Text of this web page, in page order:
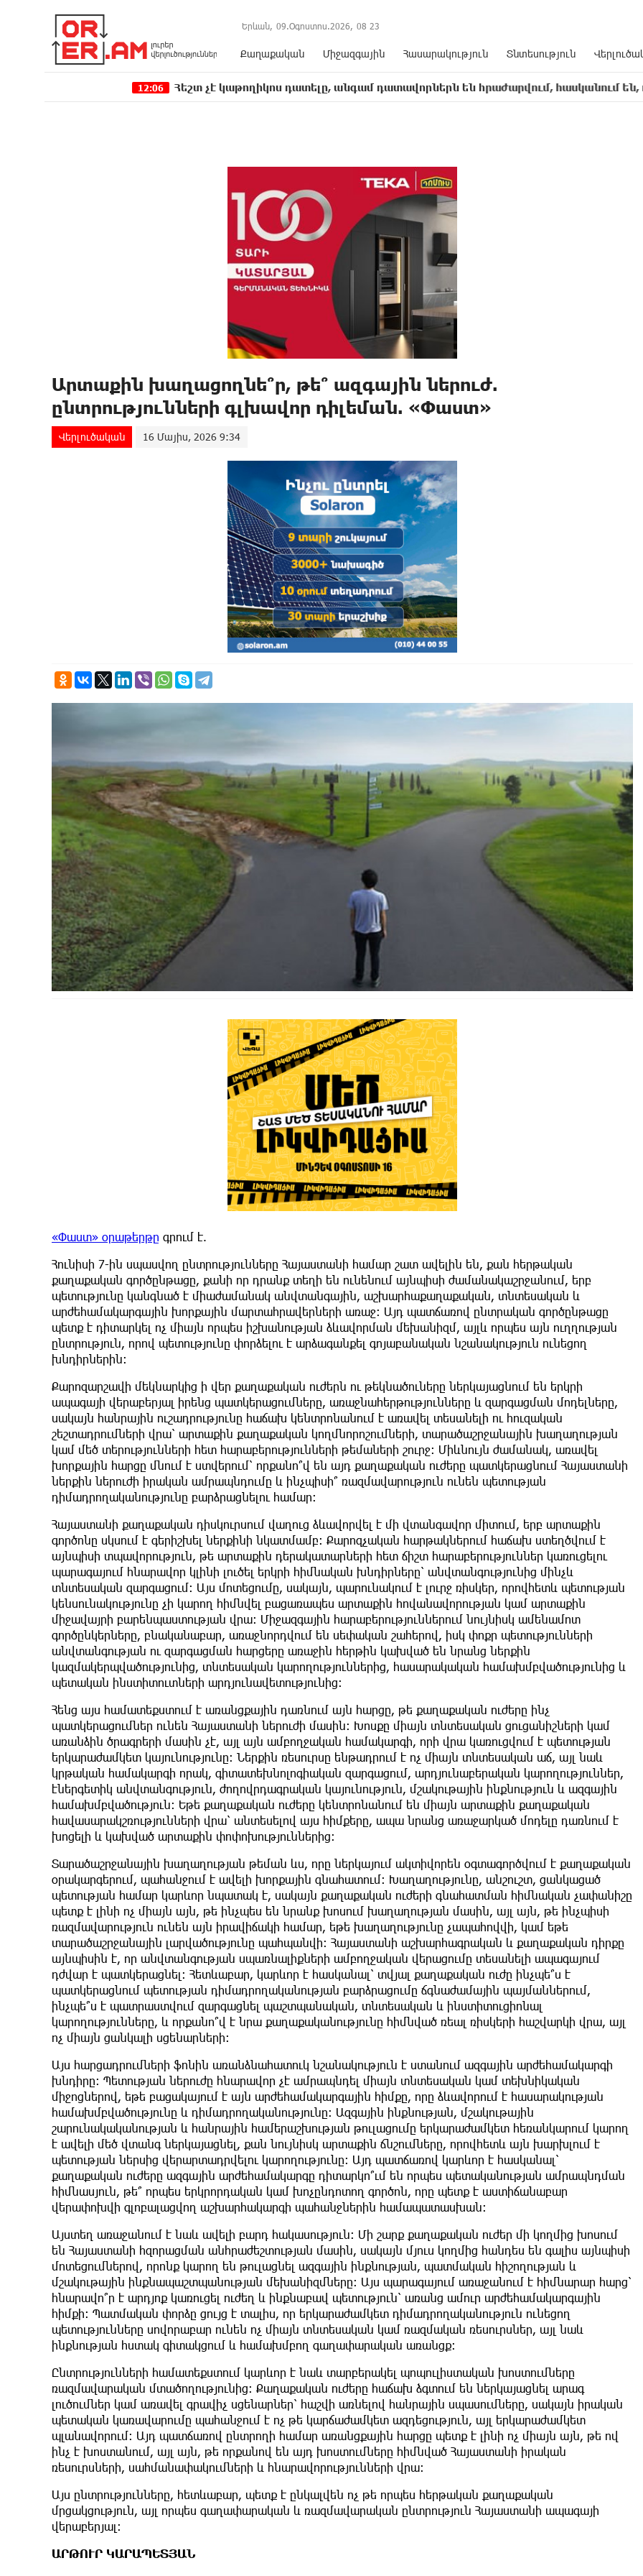
Երևան, 09.Օգոստոս.2026, 08 23
Քաղաքական Միջազգային Հասարակություն Տնտեսություն
Հեշտ չէ կաթողիկոս դատելը, անգամ դատավորներն են հրաժարվում, հասկանում են, որ
Արտաքին խաղացողնե՞ր, թե՞ ազգային ներուժ.
ընտրությունների գլխավոր դիլեման. «Փաստ»
Վերլուծական 16 Մայիս, 2026 9:34
«Փաստ» օրաթերթը գրում է.
Հունիսի 7-ին սպասվող ընտրությունները Հայաստանի համար շատ ավելին են, քան հերթական
քաղաքական գործընթացը, քանի որ դրանք տեղի են ունենում այնպիսի ժամանակաշրջանում, երբ
պետությունը կանգնած է միաժամանակ անվտանգային, աշխարհաքաղաքական, տնտեսական և
արժեհամակարգային խորքային մարտահրավերների առաջ։ Այդ պատճառով ընտրական գործընթացը
պետք է դիտարկել ոչ միայն որպես իշխանության ձևավորման մեխանիզմ, այլև որպես այն ուղղության
ընտրություն, որով պետությունը փորձելու է արձագանքել գոյաբանական նշանակություն ունեցող
խնդիրներին։
Քարոզարշավի մեկնարկից ի վեր քաղաքական ուժերն ու թեկնածուները ներկայացնում են երկրի
ապագայի վերաբերյալ իրենց պատկերացումները, առաջնահերթությունները և զարգացման մոդելները,
սակայն հանրային ուշադրությունը հաճախ կենտրոնանում է առավել տեսանելի ու հուզական
շեշտադրումների վրա՝ արտաքին քաղաքական կողմնորոշումների, տարածաշրջանային խաղաղության
կամ մեծ տերությունների հետ հարաբերությունների թեմաների շուրջ։ Միևնույն ժամանակ, առավել
խորքային հարցը մնում է ստվերում՝ որքանո՞վ են այդ քաղաքական ուժերը պատկերացնում Հայաստանի
ներքին ներուժի իրական ամրապնդումը և ինչպիսի՞ ռազմավարություն ունեն պետության
դիմադրողականությունը բարձրացնելու համար։
Հայաստանի քաղաքական դիսկուրսում վաղուց ձևավորվել է մի վտանգավոր միտում, երբ արտաքին
գործոնը սկսում է գերիշխել ներքինի նկատմամբ։ Քարոզչական հարթակներում հաճախ ստեղծվում է
այնպիսի տպավորություն, թե արտաքին դերակատարների հետ ճիշտ հարաբերություններ կառուցելու
պարագայում հնարավոր կլինի լուծել երկրի հիմնական խնդիրները՝ անվտանգությունից մինչև
տնտեսական զարգացում։ Այս մոտեցումը, սակայն, պարունակում է լուրջ ռիսկեր, որովհետև պետության
կենսունակությունը չի կարող հիմնվել բացառապես արտաքին հովանավորության կամ արտաքին
միջավայրի բարենպաստության վրա։ Միջազգային հարաբերություններում նույնիսկ ամենամոտ
գործընկերները, բնականաբար, առաջնորդվում են սեփական շահերով, իսկ փոքր պետությունների
անվտանգության ու զարգացման հարցերը առաջին հերթին կախված են նրանց ներքին
կազմակերպվածությունից, տնտեսական կարողություններից, հասարակական համախմբվածությունից և
պետական ինստիտուտների արդյունավետությունից։
Հենց այս համատեքստում է առանցքային դառնում այն հարցը, թե քաղաքական ուժերը ինչ
պատկերացումներ ունեն Հայաստանի ներուժի մասին։ Խոսքը միայն տնտեսական ցուցանիշների կամ
առանձին ծրագրերի մասին չէ, այլ այն ամբողջական համակարգի, որի վրա կառուցվում է պետության
երկարաժամկետ կայունությունը։ Ներքին ռեսուրսը ենթադրում է ոչ միայն տնտեսական աճ, այլ նաև
կրթական համակարգի որակ, գիտատեխնոլոգիական զարգացում, արդյունաբերական կարողություններ,
էներգետիկ անվտանգություն, ժողովրդագրական կայունություն, մշակութային ինքնություն և ազգային
համախմբվածություն։ Եթե քաղաքական ուժերը կենտրոնանում են միայն արտաքին քաղաքական
հավասարակշռությունների վրա՝ անտեսելով այս հիմքերը, ապա նրանց առաջարկած մոդելը դառնում է
խոցելի և կախված արտաքին փոփոխություններից։
Տարածաշրջանային խաղաղության թեման ևս, որը ներկայում ակտիվորեն օգտագործվում է քաղաքական
օրակարգերում, պահանջում է ավելի խորքային գնահատում։ Խաղաղությունը, անշուշտ, ցանկացած
պետության համար կարևոր նպատակ է, սակայն քաղաքական ուժերի գնահատման հիմնական չափանիշը
պետք է լինի ոչ միայն այն, թե ինչպես են նրանք խոսում խաղաղության մասին, այլ այն, թե ինչպիսի
ռազմավարություն ունեն այն իրավիճակի համար, եթե խաղաղությունը չապահովվի, կամ եթե
տարածաշրջանային լարվածությունը պահպանվի։ Հայաստանի աշխարհագրական և քաղաքական դիրքը
այնպիսին է, որ անվտանգության սպառնալիքների ամբողջական վերացումը տեսանելի ապագայում
դժվար է պատկերացնել։ Հետևաբար, կարևոր է հասկանալ՝ տվյալ քաղաքական ուժը ինչպե՞ս է
պատկերացնում պետության դիմադրողականության բարձրացումը ճգնաժամային պայմաններում,
ինչպե՞ս է պատրաստվում զարգացնել պաշտպանական, տնտեսական և ինստիտուցիոնալ
կարողությունները, և որքանո՞վ է նրա քաղաքականությունը հիմնված ռեալ ռիսկերի հաշվարկի վրա, այլ
ոչ միայն ցանկալի սցենարների։
Այս հարցադրումների ֆոնին առանձնահատուկ նշանակություն է ստանում ազգային արժեհամակարգի
խնդիրը։ Պետության ներուժը հնարավոր չէ ամրապնդել միայն տնտեսական կամ տեխնիկական
միջոցներով, եթե բացակայում է այն արժեհամակարգային հիմքը, որը ձևավորում է հասարակության
համախմբվածությունը և դիմադրողականությունը։ Ազգային ինքնության, մշակութային
շարունակականության և հանրային համերաշխության թուլացումը երկարաժամկետ հեռանկարում կարող
է ավելի մեծ վտանգ ներկայացնել, քան նույնիսկ արտաքին ճնշումները, որովհետև այն խարխլում է
պետության ներսից վերարտադրվելու կարողությունը։ Այդ պատճառով կարևոր է հասկանալ՝
քաղաքական ուժերը ազգային արժեհամակարգը դիտարկո՞ւմ են որպես պետականության ամրապնդման
հիմնասյուն, թե՞ որպես երկրորդական կամ խոչընդոտող գործոն, որը պետք է աստիճանաբար
վերափոխվի գլոբալացվող աշխարհակարգի պահանջներին համապատասխան։
Այստեղ առաջանում է նաև ավելի բարդ հակասություն։ Մի շարք քաղաքական ուժեր մի կողմից խոսում
են Հայաստանի հզորացման անհրաժեշտության մասին, սակայն մյուս կողմից հանդես են գալիս այնպիսի
մոտեցումներով, որոնք կարող են թուլացնել ազգային ինքնության, պատմական հիշողության և
մշակութային ինքնապաշտպանության մեխանիզմները։ Այս պարագայում առաջանում է հիմնարար հարց՝
հնարավո՞ր է արդյոք կառուցել ուժեղ և ինքնաբավ պետություն՝ առանց ամուր արժեհամակարգային
հիմքի։ Պատմական փորձը ցույց է տալիս, որ երկարաժամկետ դիմադրողականություն ունեցող
պետությունները սովորաբար ունեն ոչ միայն տնտեսական կամ ռազմական ռեսուրսներ, այլ նաև
ինքնության հստակ գիտակցում և համախմբող գաղափարական առանցք։
Ընտրությունների համատեքստում կարևոր է նաև տարբերակել պոպուլիստական խոստումները
ռազմավարական մտածողությունից։ Քաղաքական ուժերը հաճախ ձգտում են ներկայացնել արագ
լուծումներ կամ առավել գրավիչ սցենարներ՝ հաշվի առնելով հանրային սպասումները, սակայն իրական
պետական կառավարումը պահանջում է ոչ թե կարճաժամկետ ազդեցություն, այլ երկարաժամկետ
պլանավորում։ Այդ պատճառով ընտրողի համար առանցքային հարցը պետք է լինի ոչ միայն այն, թե ով
ինչ է խոստանում, այլ այն, թե որքանով են այդ խոստումները հիմնված Հայաստանի իրական
ռեսուրսների, սահմանափակումների և հնարավորությունների վրա։
Այս ընտրությունները, հետևաբար, պետք է ընկալվեն ոչ թե որպես հերթական քաղաքական
մրցակցություն, այլ որպես գաղափարական և ռազմավարական ընտրություն Հայաստանի ապագայի
վերաբերյալ։
ԱՐԹՈՒՐ ԿԱՐԱՊԵՏՅԱՆ